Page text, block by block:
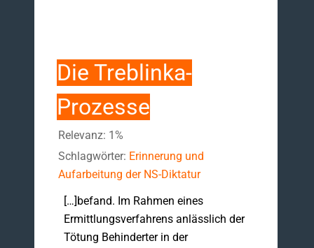
Die Treblinka-
Prozesse
Relevanz: 1%
Schlagwörter: Erinnerung und
Aufarbeitung der NS-Diktatur
[…]befand. Im Rahmen eines
Ermittlungsverfahrens anlässlich der
Tötung Behinderter in der